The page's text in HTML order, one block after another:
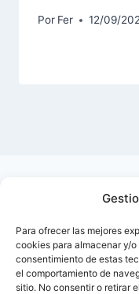
Para ofrecer las mejores
cookies para almacenar y/
consentimiento de estas
el comportamiento de
sitio. No consentir o retirar
Por Fer 12/09/